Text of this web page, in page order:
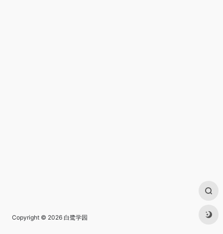
Copyright © 2026 白鹭学园